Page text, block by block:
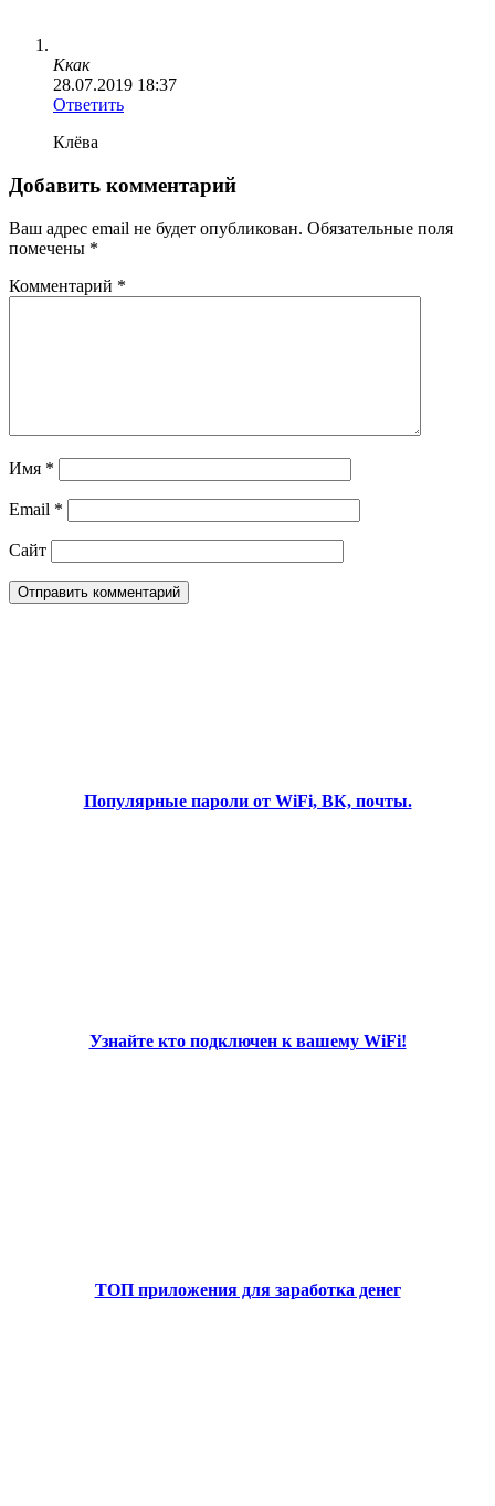
Ккак
28.07.2019 18:37
Ответить
Клёва
Добавить комментарий
Ваш адрес email не будет опубликован. Обязательные поля
помечены *
Комментарий *
Имя *
Email *
Сайт
Популярные пароли от WiFi, ВК, почты.
Узнайте кто подключен к вашему WiFi!
ТОП приложения для заработка денег